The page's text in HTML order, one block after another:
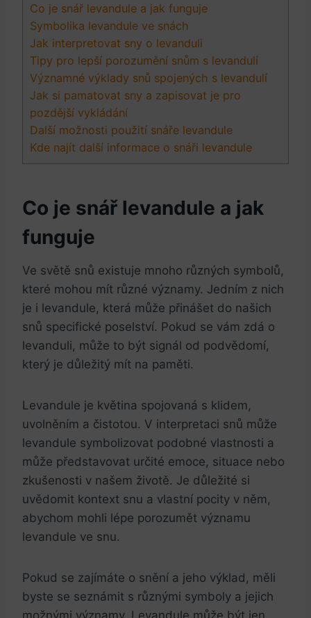
Co je snář levandule a jak funguje
Symbolika levandule ve snách
Jak interpretovat sny o levanduli
Tipy pro lepší porozumění snům s levandulí
Významné výklady snů spojených s levandulí
Jak si pamatovat sny a zapisovat je pro
pozdější vykládání
Další možnosti použití snáře levandule
Kde najít další informace o snáři levandule
Co je snář levandule a jak
funguje
Ve světě snů existuje mnoho různých symbolů,
které mohou mít různé významy. Jedním z nich
je i levandule, která může přinášet do našich
snů specifické poselství. Pokud se vám zdá o
levanduli, může to být signál od podvědomí,
který je důležitý mít na paměti.
Levandule je květina spojovaná s klidem,
uvolněním a čistotou. V interpretaci snů může
levandule symbolizovat podobné vlastnosti a
může představovat určité emoce, situace nebo
zkušenosti v našem životě. Je důležité si
uvědomit kontext snu a vlastní pocity v něm,
abychom mohli lépe porozumět významu
levandule ve snu.
Pokud se zajímáte o snění a jeho výklad, měli
byste se seznámit s různými symboly a jejich
možnými významy. Levandule může být jen